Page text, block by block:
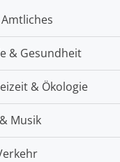
& Gesundheit
& Ökologie
Musik